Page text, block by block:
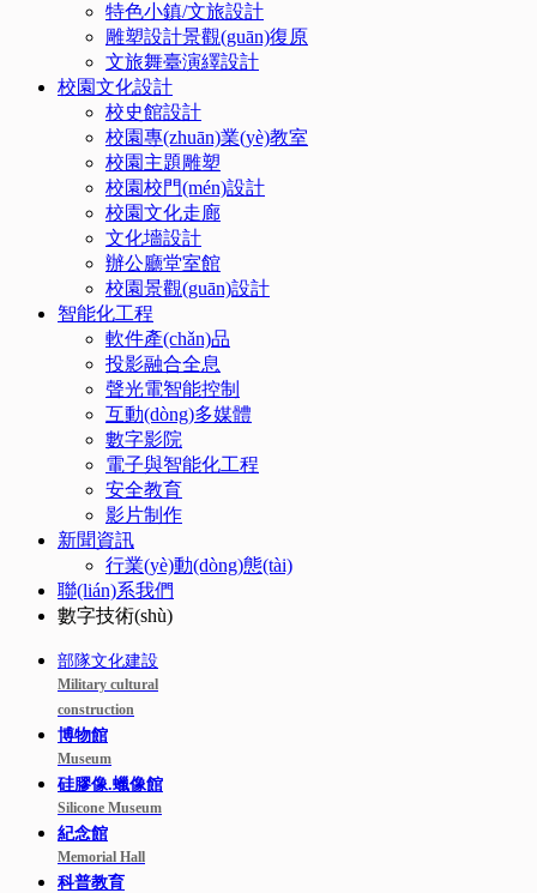
特色小鎮/文旅設計
雕塑設計景觀(guān)復原
文旅舞臺演繹設計
校園文化設計
校史館設計
校園專(zhuān)業(yè)教室
校園主題雕塑
校園校門(mén)設計
校園文化走廊
文化墻設計
辦公廳堂室館
校園景觀(guān)設計
智能化工程
軟件產(chǎn)品
投影融合全息
聲光電智能控制
互動(dòng)多媒體
數字影院
電子與智能化工程
安全教育
影片制作
新聞資訊
行業(yè)動(dòng)態(tài)
聯(lián)系我們
數字技術(shù)
部隊文化建設
Military cultural
construction
博物館
Museum
硅膠像.蠟像館
Silicone Museum
紀念館
Memorial Hall
科普教育